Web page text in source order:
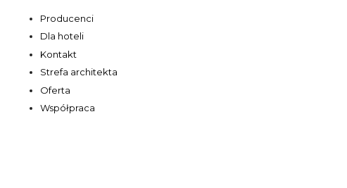
Producenci
Dla hoteli
Kontakt
Strefa architekta
Oferta
Współpraca